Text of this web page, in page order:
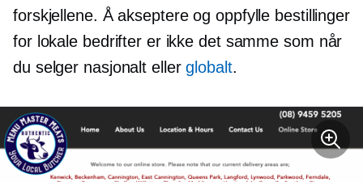
forskjellene. Å akseptere og oppfylle bestillinger
for lokale bedrifter er ikke det samme som når
du selger nasjonalt ellerglobalt.